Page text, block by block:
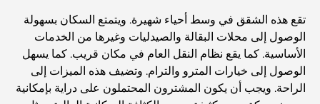
تقع هذه الشقق في وسط أحياء شهيرة. ويتمتع السكان بسهولة
الوصول إلى محلات البقالة والصيدليات وغيرها من الخدمات
الأساسية. كما يقع نظام النقل العام في مكان قريب. كما يسهل
الوصول إلى خيارات المترو والترام. وتضيف هذه الميزات إلى
الراحة. ويجب أن يكون المشترون المحتملون على دراية بإمكانية